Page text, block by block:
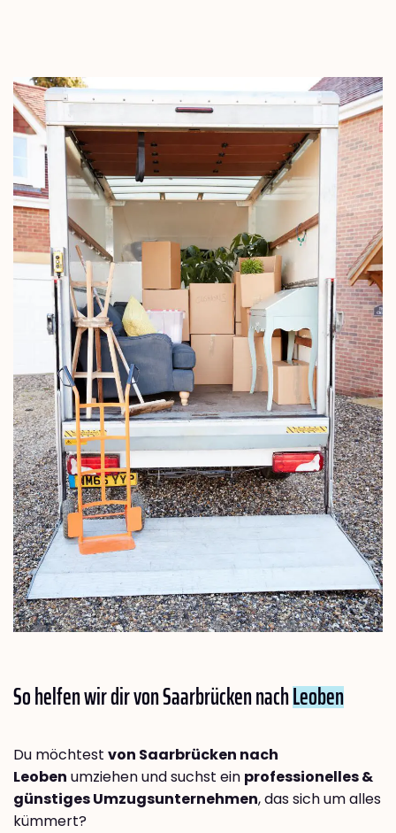
So helfen wir dir von Saarbrücken nachLeoben
Du möchtest von Saarbrücken nach
Leoben umziehen und suchst ein professionelles &
günstiges Umzugsunternehmen, das sich um alles
kümmert?